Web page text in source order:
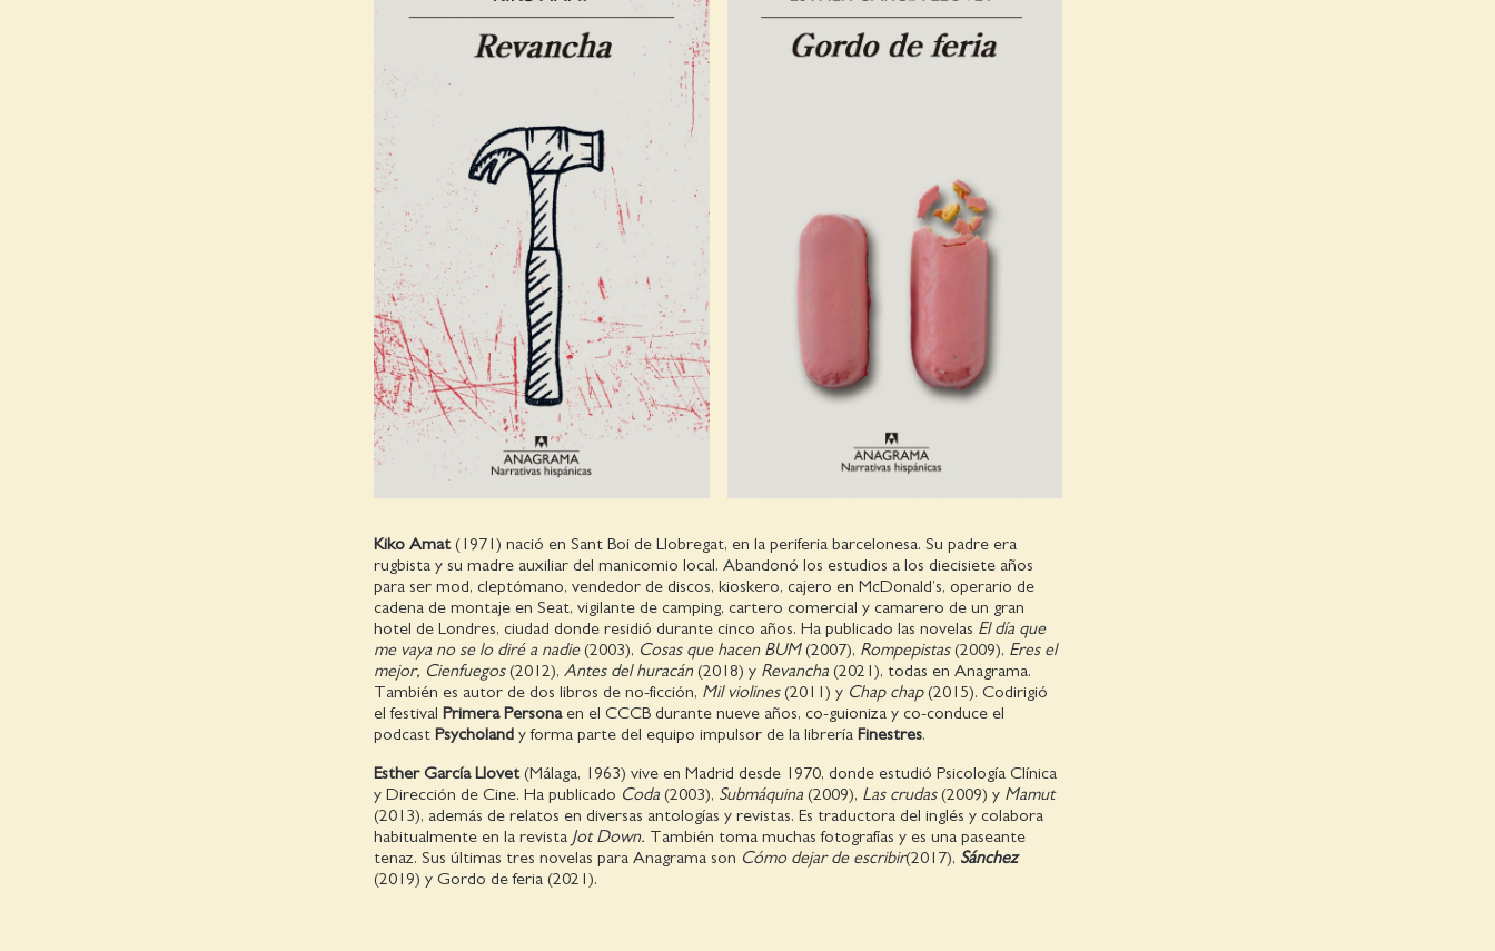
Kiko Amat(1971) nació en Sant Boi de Llobregat, en la periferia barcelonesa. Su padre era
rugbista y su madre auxiliar del manicomio local. Abandonó los estudios a los diecisiete años
para ser mod, cleptómano, vendedor de discos, kioskero, cajero en McDonald’s, operario de
cadena de montaje en Seat, vigilante de camping, cartero comercial y camarero de un gran
hotel de Londres, ciudad donde residió durante cinco años. Ha publicado las novelas El día que
me vaya no se lo diré a nadie(2003), Cosas que hacen BUM(2007), Rompepistas (2009), Eres el
mejor, Cienfuegos(2012), Antes del huracán(2018) y Revancha(2021), todas en Anagrama.
También es autor de dos libros de no-ficción, Mil violines(2011) y Chap chap(2015). Codirigió
el festival Primera Personaen el CCCB durante nueve años, co-guioniza y co-conduce el
podcast Psycholand y forma parte del equipo impulsor de la librería Finestres.
Esther García Llovet(Málaga, 1963) vive en Madrid desde 1970, donde estudió Psicología Clínica
y Direc­ción de Cine. Ha publicado Coda(2003), Submáquina (2009), Las crudas(2009) y Mamut
(2013), además de relatos en diversas antologías y revistas. Es traducto­ra del inglés y colabora
habitualmente en la revista Jot Down. También toma muchas fotografías y es una paseante
tenaz. Sus últimas tres novelas para Anagrama son Cómo dejar de escribir(2017), Sánchez
(2019) y Gordo de feria (2021).